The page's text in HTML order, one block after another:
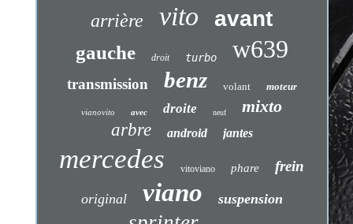
arrière vito avant
gauche droit turbo w639
transmission benz volant moteur
vianovito avec droite neuf
mixto
arbre
android jantes
mercedes vitoviano phare frein
original viano suspension